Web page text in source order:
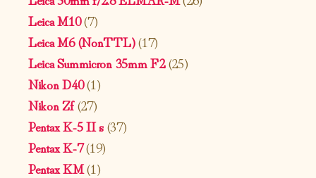
Leica M10(7)
Leica M6 (NonTTL)(17)
Leica Summicron 35mm F2(25)
Nikon D40(1)
Nikon Zf(27)
Pentax K-5 II s(37)
Pentax K-7(19)
Pentax KM(1)